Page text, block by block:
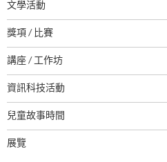
文學活動
獎項 / 比賽
講座 / 工作坊
資訊科技活動
兒童故事時間
展覽